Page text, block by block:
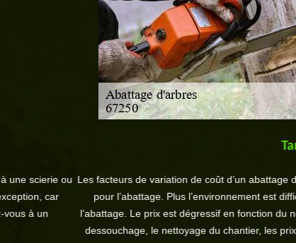
Tarifs
Les facteurs de variation de coût d’un abattage d’arbre
pour l’abattage. Plus l’environnement est difficile, plus le
l’abattage. Le prix est dégressif en fonction du nombre
dessouchage, le nettoyage du chantier, les prix vont aussi